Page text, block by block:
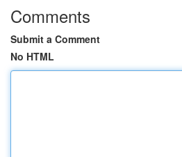
Comments
Submit a Comment
No HTML